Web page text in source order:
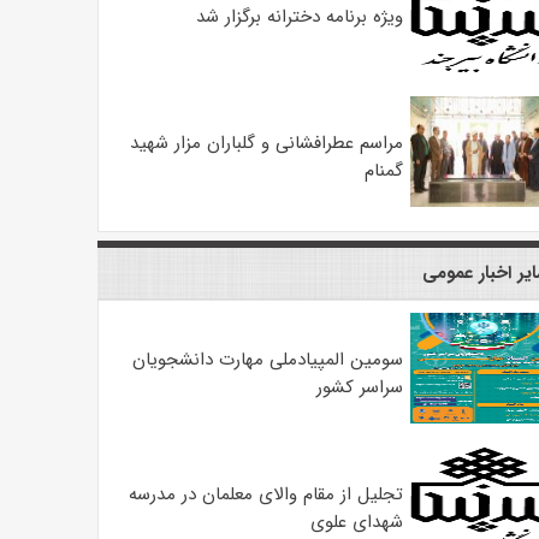
ویژه برنامه دخترانه برگزار شد
مراسم عطرافشانی و گلباران مزار شهید
گمنام
اخبار عمومی
سومین المپیادملی مهارت دانشجویان
سراسر کشور
تجلیل از مقام والای معلمان در مدرسه
شهدای علوی